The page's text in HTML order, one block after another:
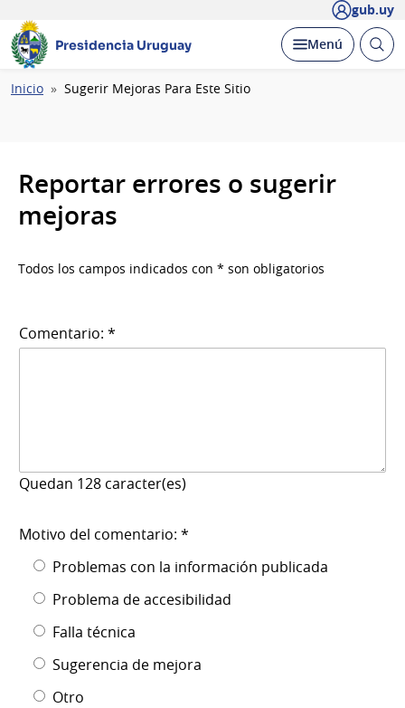
gub.uy
Presidencia Uruguay Desplegar
Menú Abrir
Ruta
Inicio Sugerir Mejoras Para Este Sitio
Reportar errores o sugerir
mejoras
Todos los campos indicados con * son obligatorios
Comentario: *
Quedan 128 caracter(es)
Motivo del comentario: *
Problemas con la información publicada
Problema de accesibilidad
Falla técnica
Sugerencia de mejora
Otro